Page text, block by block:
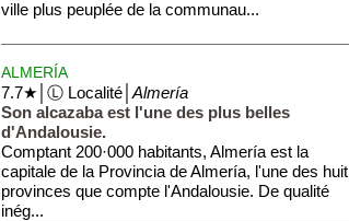
ville plus peuplée de la communau...
ALMERÍA
7.7★│Ⓛ Localité│Almería
Son alcazaba est l'une des plus belles
d'Andalousie.
Comptant 200·000 habitants, Almería est la
capitale de la Provincia de Almería, l'une des huit
provinces que compte l'Andalousie. De qualité
inég...